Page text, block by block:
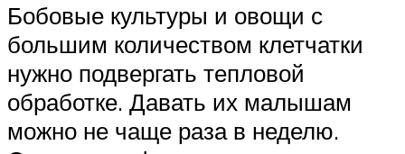
Бобовые культуры и овощи с
большим количеством клетчатки
нужно подвергать тепловой
обработке. Давать их малышам
можно не чаще раза в неделю.